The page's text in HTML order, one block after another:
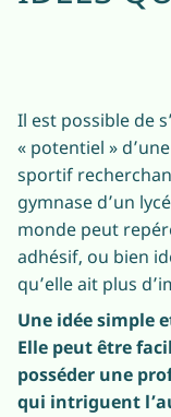
Il est possible de
« potentiel »
sportif
gymnase d’un
monde peut
adhésif, ou bien
qu’elle ait plus
Une idée simple
Elle peut être
posséder une
qui intriguent